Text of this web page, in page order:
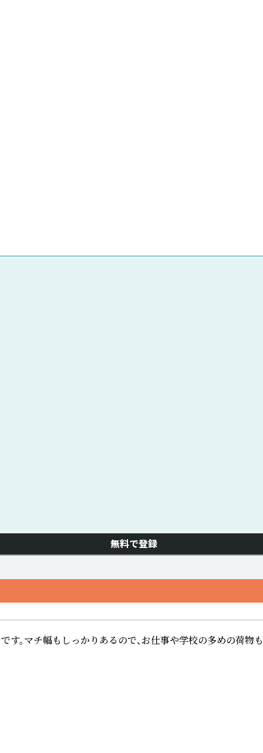
無料で登録
チ幅もしっかりあるので、お仕事や学校の多めの